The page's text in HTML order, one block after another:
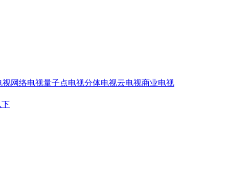
视网络电视量子点电视分体电视云电视商业电视
下